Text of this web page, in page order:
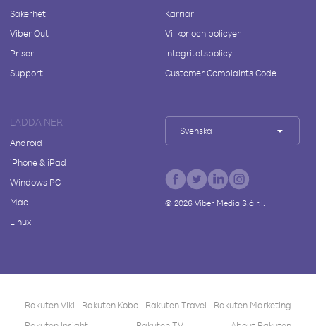
Säkerhet
Viber Out
Priser
Support
Karriär
Villkor och policyer
Integritetspolicy
Customer Complaints Code
LADDA NER
Android
iPhone & iPad
Windows PC
Mac
Linux
Svenska
© 2026Viber Media S.à r.l.
Rakuten Viki Rakuten Kobo Rakuten Travel
Rakuten Marketing